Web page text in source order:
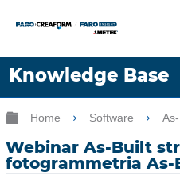
Knowledge Base
Lingua
Chiedere aiuto
Ingrandisci/riduci
Home Software
Webinar As-Built
fotogrammetria As-